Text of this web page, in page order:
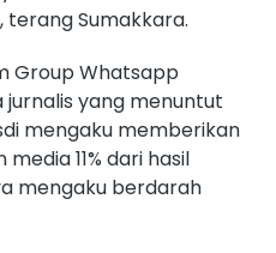
terang Sumakkara.
Group Whatsapp
yang menuntut
mengaku memberikan
11% dari hasil
mengaku berdarah